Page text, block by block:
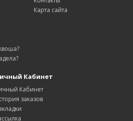
Карта сайта
Кабинет
Кабинет
заказов